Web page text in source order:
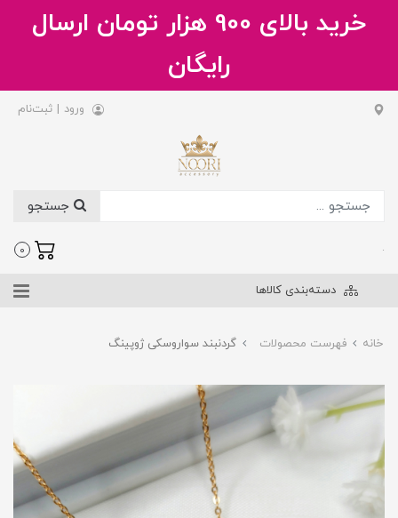
خرید بالای 900 هزار تومان ارسال
رایگان
ورود | ثبت‌نام
.
0
دسته‌بندی کالاها
خانه فهرست محصولات گردنبند سواروسکی ژوپینگ